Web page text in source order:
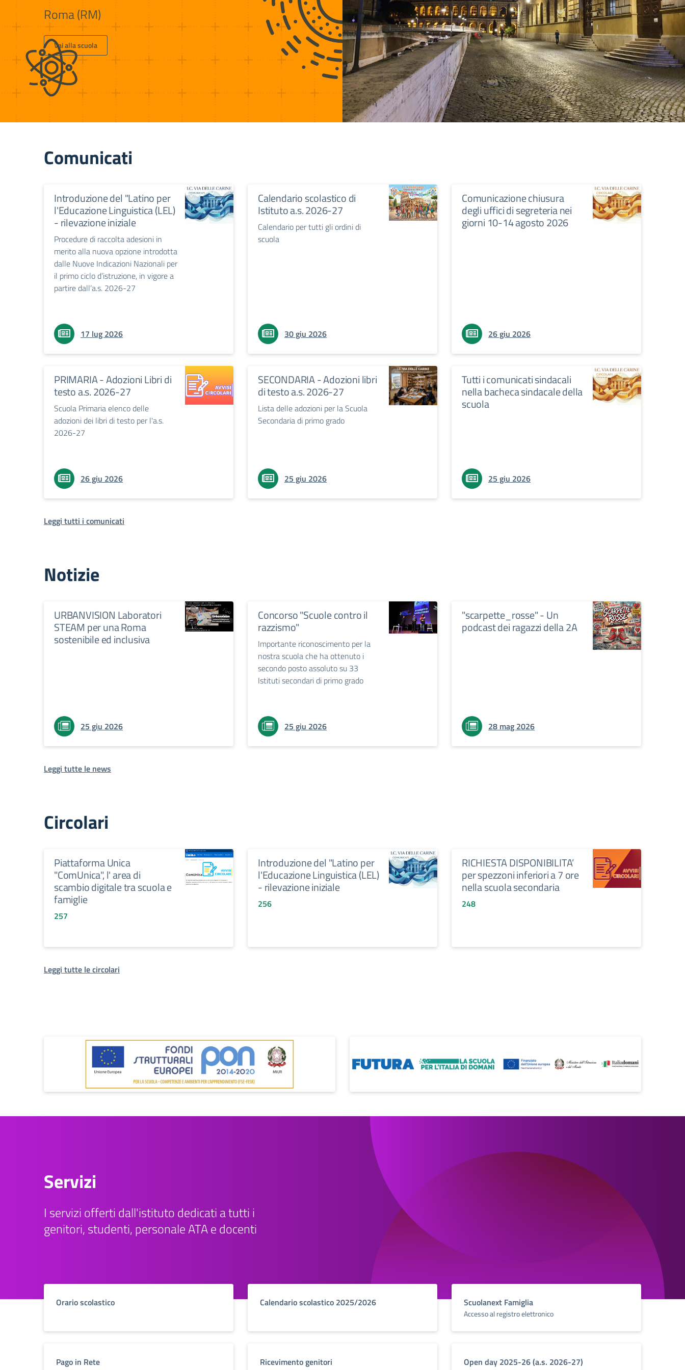
Roma (RM)
Vai alla scuola
Comunicati
Introduzione del "Latino per
l'Educazione Linguistica (LEL)
- rilevazione iniziale
Procedure di raccolta adesioni in
merito alla nuova opzione introdotta
dalle Nuove Indicazioni Nazionali per
il primo ciclo d’istruzione, in vigore a
partire dall’a.s. 2026-27
17 lug 2026
Calendario scolastico di
Istituto a.s. 2026-27
Calendario per tutti gli ordini di
scuola
30 giu 2026
Comunicazione chiusura
degli uffici di segreteria nei
giorni 10-14 agosto 2026
26 giu 2026
PRIMARIA - Adozioni Libri di
testo a.s. 2026-27
Scuola Primaria elenco delle
adozioni dei libri di testo per l'a.s.
2026-27
26 giu 2026
SECONDARIA - Adozioni libri
di testo a.s. 2026-27
Lista delle adozioni per la Scuola
Secondaria di primo grado
25 giu 2026
Tutti i comunicati sindacali
nella bacheca sindacale della
scuola
25 giu 2026
Leggi tutti i comunicati
Notizie
URBANVISION Laboratori
STEAM per una Roma
sostenibile ed inclusiva
25 giu 2026
Concorso "Scuole contro il
razzismo"
Importante riconoscimento per la
nostra scuola che ha ottenuto i
secondo posto assoluto su 33
Istituti secondari di primo grado
25 giu 2026
"scarpette_rosse" - Un
podcast dei ragazzi della 2A
28 mag 2026
Leggi tutte le news
Circolari
Piattaforma Unica
"ComUnica", l' area di
scambio digitale tra scuola e
famiglie
257
Introduzione del "Latino per
l'Educazione Linguistica (LEL)
- rilevazione iniziale
256
RICHIESTA DISPONIBILITA’
per spezzoni inferiori a 7 ore
nella scuola secondaria
248
Leggi tutte le circolari
Servizi
I servizi offerti dall'istituto dedicati a tutti i
genitori, studenti, personale ATA e docenti
Orario scolastico Calendario scolastico 2025/2026 Scuolanext Famiglia
Accesso al registro elettronico
Pago in Rete Ricevimento genitori Open day 2025-26 (a.s. 2026-27)